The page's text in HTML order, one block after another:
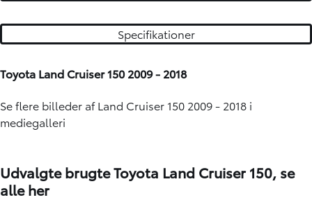
Specifikationer
Toyota Land Cruiser 150 2009 - 2018
Se flere billeder af Land Cruiser 150 2009 - 2018 i
mediegalleri
Udvalgte brugte Toyota Land Cruiser 150, se
alle her